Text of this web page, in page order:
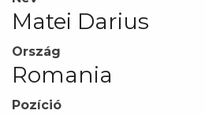
Matei Darius
Ország
Romania
Pozíció